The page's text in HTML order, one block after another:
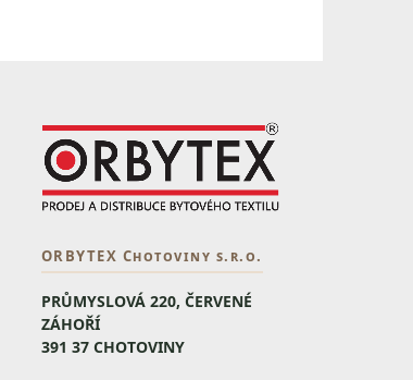
ORBYTEX Chotoviny s.r.o.
PRŮMYSLOVÁ 220, ČERVENÉ
ZÁHOŘÍ
391 37 CHOTOVINY